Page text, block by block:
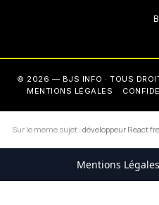
© 2026 — BJS INFO · TOUS
MENTIONS LÉGALES
Sur le meme sujet : développeur React
Mentions Légales